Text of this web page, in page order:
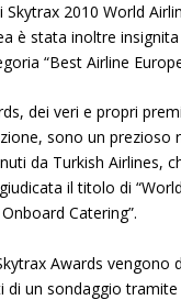
Skytrax 2010 World
è stata inoltre
“Best Airline
dei veri e propri
sono un prezioso
da Turkish Airlines,
il titolo di
Catering”.
Awards vengono
di un sondaggio